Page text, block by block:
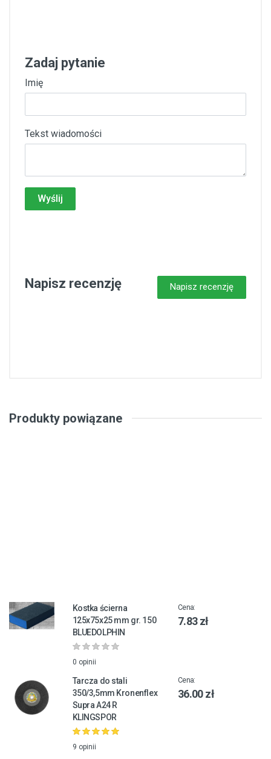
Zadaj pytanie
Imię
Tekst wiadomości
Wyślij
Napisz recenzję Napisz recenzję
Produkty powiązane
Kostka ścierna
125x75x25 mm gr. 150
BLUEDOLPHIN
0 opinii
Cena:
7.83 zł
Tarcza do stali
350/3,5mm Kronenflex
Supra A24 R
KLINGSPOR
9 opinii
Cena:
36.00 zł